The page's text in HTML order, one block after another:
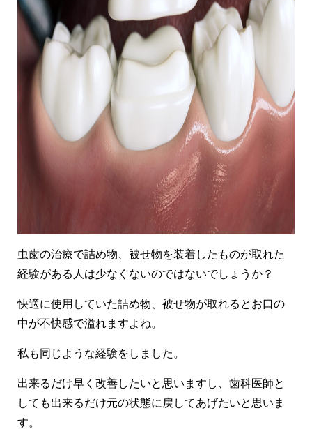
虫歯の治療で詰め物、被せ物を装着したものが取れた
経験がある人は少なくないのではないでしょうか？
快適に使用していた詰め物、被せ物が取れるとお口の
中が不快感で溢れますよね。
私も同じような経験をしました。
出来るだけ早く改善したいと思いますし、歯科医師と
しても出来るだけ元の状態に戻してあげたいと思いま
す。